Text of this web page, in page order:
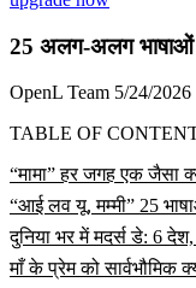
25 अलग-अलग
OpenL Team 5/24/2026
TABLE OF
“मामा” हर जगह एक जैसा
“आई लव यू, मम्मी” 25
दुनिया भर में मदर्स डे: 6 देश,
माँ के प्रेम को सार्वभौमिक